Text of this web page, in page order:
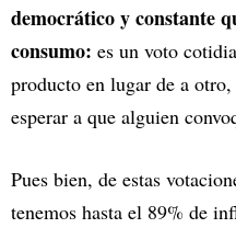
democrático y constante
consumo: es un voto
producto en lugar de a
esperar a que alguien
Pues bien, de estas
tenemos hasta el 89% de